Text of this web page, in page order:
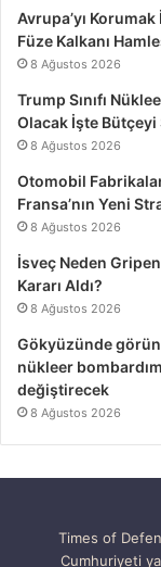
Avrupa’yı
Füze Kalkanı
8 Ağustos 2026
Trump Sınıfı
Olacak İşte Bütçeyi
8 Ağustos 2026
Otomobil
Fransa’nın Yeni
8 Ağustos 2026
İsveç Neden
Kararı Aldı?
8 Ağustos 2026
Gökyüzünde
nükleer
değiştirecek
8 Ağustos 2026
Times of
Cumhuriyeti